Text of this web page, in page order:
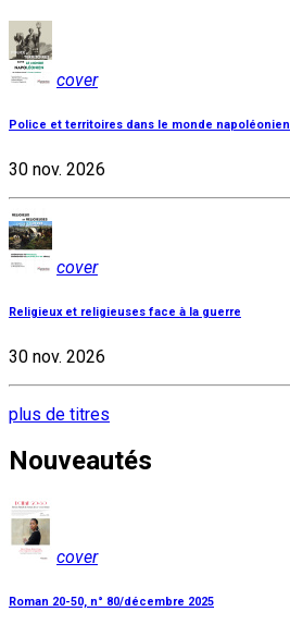
cover
Police et territoires dans le monde napoléonien
30 nov. 2026
cover
Religieux et religieuses face à la guerre
30 nov. 2026
plus de titres
Nouveautés
cover
Roman 20-50, n° 80/décembre 2025